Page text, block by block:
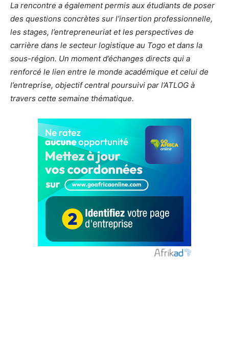
La rencontre a également permis aux étudiants de poser
des questions concrètes sur l’insertion professionnelle,
les stages, l’entrepreneuriat et les perspectives de
carrière dans le secteur logistique au Togo et dans la
sous-région. Un moment d’échanges directs qui a
renforcé le lien entre le monde académique et celui de
l’entreprise, objectif central poursuivi par l’ATLOG à
travers cette semaine thématique.